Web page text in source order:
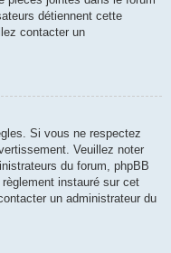
détiennent cette
contacter un
Si vous ne respectez
Veuillez noter
du forum, phpBB
règlement instauré sur cet
un administrateur du